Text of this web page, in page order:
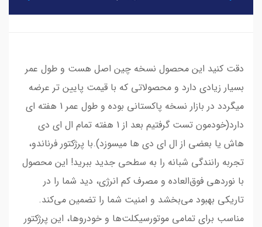
دقت کنید این محصول نسخه‌ چین اصل هست و طول عمر
بسیار زیادی دارد و محصولاتی که با قیمت پایین تر عرضه
میگردد در بازار نسخه پاکستانی بوده و طول عمر 1 هفته ای
دارد(خودمون تست گرفتیم بعد از 1 هفته تمام ال ای دی
هاش یا بعضی از ال ای دی ها میسوزد).با پرژکتور فرناندو،
تجربه رانندگی شبانه را به سطحی جدید ببرید! این محصول
با نوردهی فوق‌العاده و مصرف کم انرژی، دید شما را در
تاریکی بهبود می‌بخشد و امنیت شما را تضمین می‌کند.
مناسب برای تمامی موتورسیکلت‌ها و خودروها، این پرژکتور